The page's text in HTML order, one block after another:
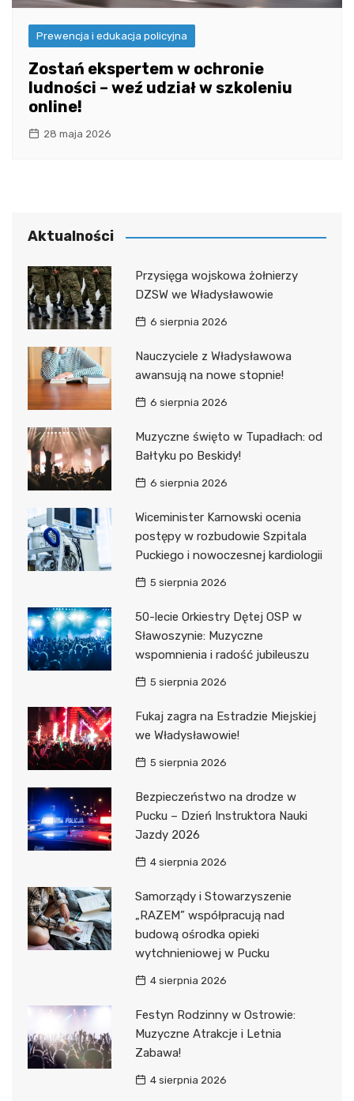
Prewencja i edukacja policyjna
Zostań ekspertem w ochronie
ludności – weź udział w szkoleniu
online!
28 maja 2026
Aktualności
Przysięga wojskowa żołnierzy
DZSW we Władysławowie
6 sierpnia 2026
Nauczyciele z Władysławowa
awansują na nowe stopnie!
6 sierpnia 2026
Muzyczne święto w Tupadłach: od
Bałtyku po Beskidy!
6 sierpnia 2026
Wiceminister Karnowski ocenia
postępy w rozbudowie Szpitala
Puckiego i nowoczesnej kardiologii
5 sierpnia 2026
50-lecie Orkiestry Dętej OSP w
Sławoszynie: Muzyczne
wspomnienia i radość jubileuszu
5 sierpnia 2026
Fukaj zagra na Estradzie Miejskiej
we Władysławowie!
5 sierpnia 2026
Bezpieczeństwo na drodze w
Pucku – Dzień Instruktora Nauki
Jazdy 2026
4 sierpnia 2026
Samorządy i Stowarzyszenie
„RAZEM” współpracują nad
budową ośrodka opieki
wytchnieniowej w Pucku
4 sierpnia 2026
Festyn Rodzinny w Ostrowie:
Muzyczne Atrakcje i Letnia
Zabawa!
4 sierpnia 2026